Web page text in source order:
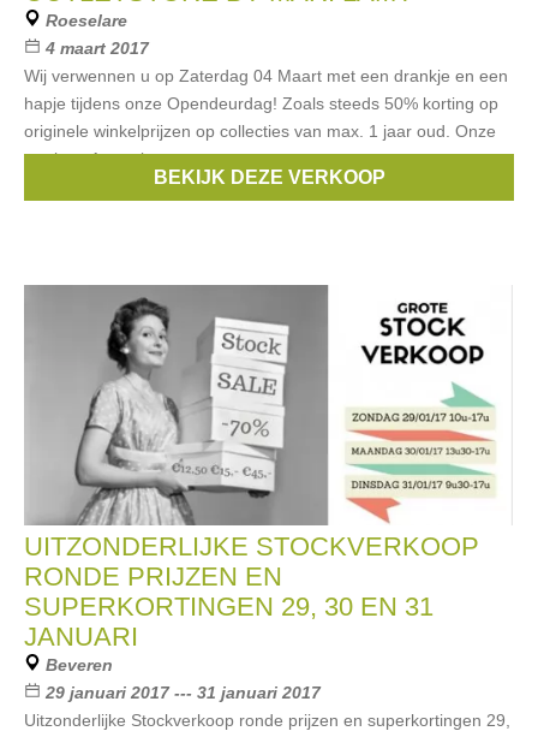
Roeselare
4 maart 2017
Wij verwennen u op Zaterdag 04 Maart met een drankje en een
hapje tijdens onze Opendeurdag! Zoals steeds 50% korting op
originele winkelprijzen op collecties van max. 1 jaar oud. Onze
merken: Armani
Scapa,Blue Bay,Natan,Atos Lombardini
BEKIJK DEZE VERKOOP
UITZONDERLIJKE STOCKVERKOOP
RONDE PRIJZEN EN
SUPERKORTINGEN 29, 30 EN 31
JANUARI
Beveren
29 januari 2017 --- 31 januari 2017
Uitzonderlijke Stockverkoop ronde prijzen en superkortingen 29,